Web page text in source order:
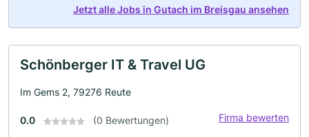
Jetzt alle Jobs in Gutach im Breisgau ansehen
Schönberger IT & Travel UG
Im Gems 2, 79276 Reute
0.0 (0 Bewertungen) Firma bewerten